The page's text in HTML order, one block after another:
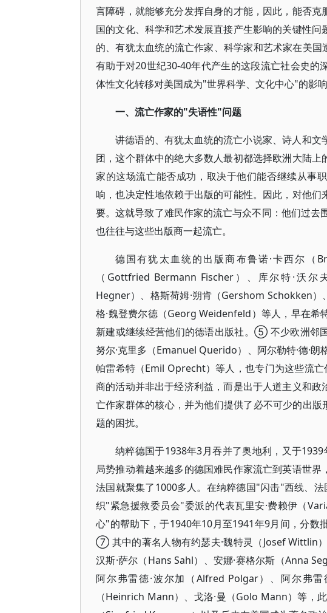
言障碍，就能够充分发挥自身的才能，因此，能否
国的文化、科学和艺术发展直接产生影响的关键性
的、有犹太血统的流亡作家、科学家和艺术家在美
有助于对20世纪30-40年代产生的这段流亡社会史
体性文化转移对美国成为"世界科学、文化中心"的影响
一、流亡作家的"失语性"问题
讲德语的、有犹太血统的流亡小说家、诗人和
团，这个群体中的绝大多数人最初都选择欧洲大陆
家的这场流亡能否成功，取决于他们能否继续从事
响，也决定性地依赖于出版的可能性。因此，对他
要。这就导致了难民作家的流亡与众不同：他们过
也往往与这些出版商一起流亡。
德国有犹太血统的出版商布鲁诺·卡西尔（
（Gottfried Bermann Fischer）、库尔特·沃
Hegner）、格斯荷姆·朔肯（Gershom Schokken
格·魏登费尔德（Georg Weidenfeld）等人，早在希
新建或继续经营他们的德语出版社。⑤ 不少欧洲邻
努尔·克里多（Emanuel Querido）、阿尔勒特·德·
帕雷希特（Emil Oprecht）等人，也专门为这些流
商的活动并非出于经济利益，而是出于人道主义和
亡作家群体的核心，并为他们提供了必不可少的出
题的困扰。
纳粹德国于1938年3月吞并了奥地利，又于
局势推动着越来越多的德国难民作家流亡到英语世
法国就聚集了1000多人。在纳粹德国"闪击"西线、
织"紧急援救委员会"委派的代表瓦里安·费赖伊（
心"的帮助下，于1940年10月至1941年9月间，分数
⑦ 其中的著名人物有约瑟夫·魏特灵（Josef Wittlin
汉斯·萨尔（Hans Sahl）、安娜·赛格尔斯（Anna
阿尔弗雷德·波尔加（Alfred Polgar）、阿尔弗
（Heinrich Mann）、戈洛·曼（Golo Mann）等，